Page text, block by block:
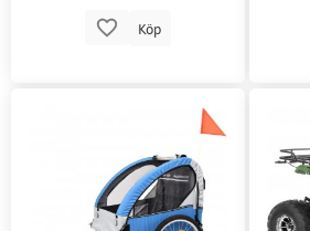
Köp